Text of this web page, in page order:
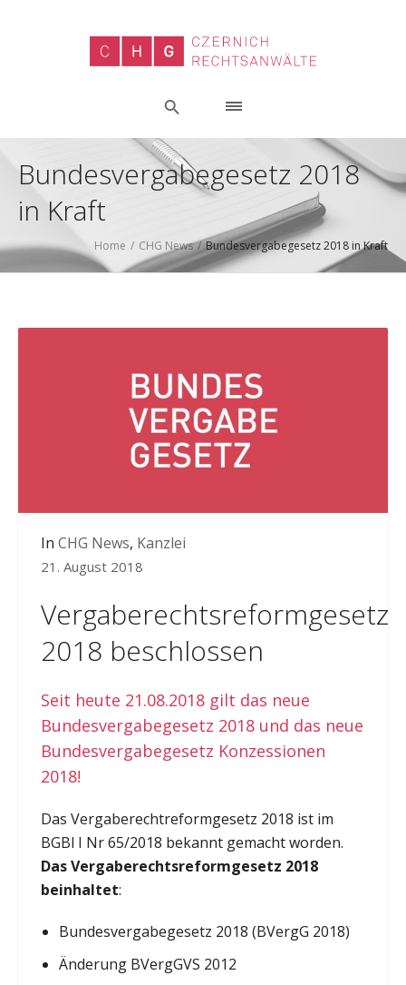
Bundesvergabegesetz 2018
in Kraft
Home / CHG News /Bundesvergabegesetz 2018 in Kraft
In CHG News, Kanzlei
21. August 2018
Vergaberechtsreformgesetz
2018 beschlossen
Seit heute 21.08.2018 gilt das neue
Bundesvergabegesetz 2018 und das neue
Bundesvergabegesetz Konzessionen
2018!
Das Vergaberechtreformgesetz 2018 ist im
BGBl I Nr 65/2018 bekannt gemacht worden.
Das Vergaberechtsreformgesetz 2018
beinhaltet:
Bundesvergabegesetz 2018 (BVergG 2018)
Änderung BVergGVS 2012